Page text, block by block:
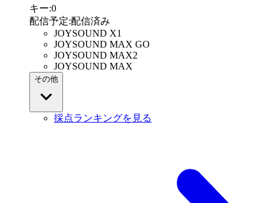
キー:0
配信予定:配信済み
JOYSOUND X1
JOYSOUND MAX GO
JOYSOUND MAX2
JOYSOUND MAX
その他
採点ランキングを見る